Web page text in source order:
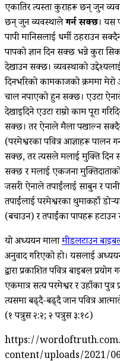
एकातिर त्यस्ता कुराहरू छन् जुन
छन् जुन व्यवस्थालेगर्न सक्छ। यस
पापी मानिसलाई धर्मी ठहराउन
पापको ज्ञान दिन सक्छ भन्ने कुरा
देखाउन सक्छ। व्यवस्थाको
दिनभरिको कामकाजको क्रममा
चाल नपाएको हुन सक्छ। एउटा
देखाइदिने एउटा राम्रो काम पूरा
सक्छ। तर ऐनाले मैला पखाल्न
(परमेश्वरका पवित्र आज्ञाहरू पालन
सक्छ, तर त्यसले मलाई मुक्ति दिन
सक्छ र मलाई एकजना
जसरी ऐनाले तपाईंलाई साबुन र
तपाईंलाई परमेश्वरका थुमाकहाँ
(बचाउन) र तपाईंका पापहरू
यो अध्ययन मालामीडलटाउन
अनुवाद गरिएको हो। यसलाई
द्वारा प्रकाशित पवित्र बाइबल
एकमात्र सत्य परमेश्वर र उहाँका पुत्र
त्यसमा बढ्दै-बढ्दै जान पवित्र
(१ पत्रुस २:२; २ पत्रुस ३:१८)
https://
content/uploads/2021/